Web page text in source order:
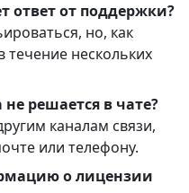
ответ от поддержки?
но, как
течение нескольких
решается в чате?
каналам связи,
или телефону.
о лицензии